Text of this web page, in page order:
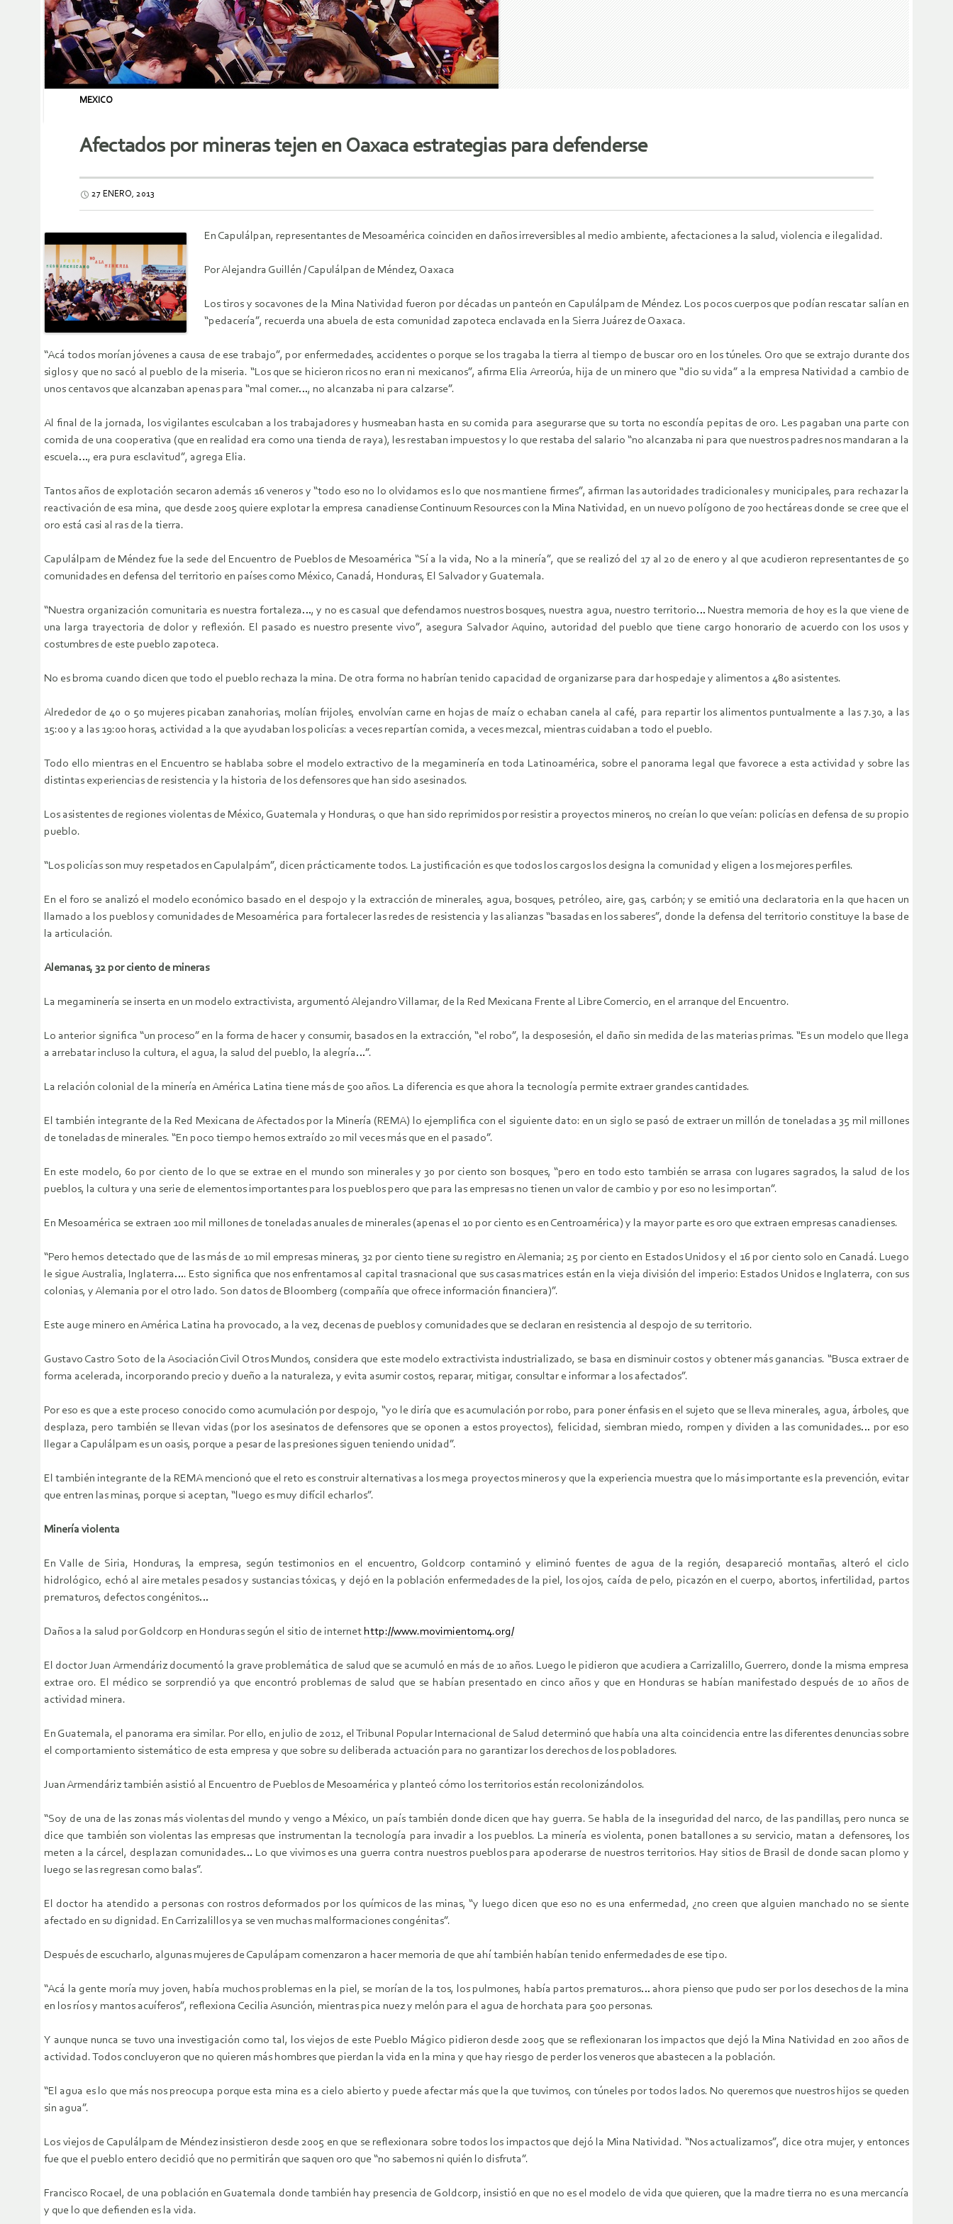
MEXICO
Afectados por mineras tejen en Oaxaca estrategias para defenderse
27 ENERO, 2013
En Capulálpan, representantes de Mesoamérica coinciden en daños irreversibles al medio ambiente, afectaciones a la salud, violencia e ilegalidad.
Por Alejandra Guillén / Capulálpan de Méndez, Oaxaca
Los tiros y socavones de la Mina Natividad fueron por décadas un panteón en Capulálpam de Méndez. Los pocos cuerpos que podían rescatar salían en
“pedacería”, recuerda una abuela de esta comunidad zapoteca enclavada en la Sierra Juárez de Oaxaca.
“Acá todos morían jóvenes a causa de ese trabajo”, por enfermedades, accidentes o porque se los tragaba la tierra al tiempo de buscar oro en los túneles. Oro que se extrajo durante dos
siglos y que no sacó al pueblo de la miseria. “Los que se hicieron ricos no eran ni mexicanos”, afirma Elia Arreorúa, hija de un minero que “dio su vida” a la empresa Natividad a cambio de
unos centavos que alcanzaban apenas para “mal comer…, no alcanzaba ni para calzarse”.
Al final de la jornada, los vigilantes esculcaban a los trabajadores y husmeaban hasta en su comida para asegurarse que su torta no escondía pepitas de oro. Les pagaban una parte con
comida de una cooperativa (que en realidad era como una tienda de raya), les restaban impuestos y lo que restaba del salario “no alcanzaba ni para que nuestros padres nos mandaran a la
escuela…, era pura esclavitud”, agrega Elia.
Tantos años de explotación secaron además 16 veneros y “todo eso no lo olvidamos es lo que nos mantiene firmes”, afirman las autoridades tradicionales y municipales, para rechazar la
reactivación de esa mina, que desde 2005 quiere explotar la empresa canadiense Continuum Resources con la Mina Natividad, en un nuevo polígono de 700 hectáreas donde se cree que el
oro está casi al ras de la tierra.
Capulálpam de Méndez fue la sede del Encuentro de Pueblos de Mesoamérica “Sí a la vida, No a la minería”, que se realizó del 17 al 20 de enero y al que acudieron representantes de 50
comunidades en defensa del territorio en países como México, Canadá, Honduras, El Salvador y Guatemala.
“Nuestra organización comunitaria es nuestra fortaleza…, y no es casual que defendamos nuestros bosques, nuestra agua, nuestro territorio… Nuestra memoria de hoy es la que viene de
una larga trayectoria de dolor y reflexión. El pasado es nuestro presente vivo”, asegura Salvador Aquino, autoridad del pueblo que tiene cargo honorario de acuerdo con los usos y
costumbres de este pueblo zapoteca.
No es broma cuando dicen que todo el pueblo rechaza la mina. De otra forma no habrían tenido capacidad de organizarse para dar hospedaje y alimentos a 480 asistentes.
Alrededor de 40 o 50 mujeres picaban zanahorias, molían frijoles, envolvían carne en hojas de maíz o echaban canela al café, para repartir los alimentos puntualmente a las 7.30, a las
15:00 y a las 19:00 horas, actividad a la que ayudaban los policías: a veces repartían comida, a veces mezcal, mientras cuidaban a todo el pueblo.
Todo ello mientras en el Encuentro se hablaba sobre el modelo extractivo de la megaminería en toda Latinoamérica, sobre el panorama legal que favorece a esta actividad y sobre las
distintas experiencias de resistencia y la historia de los defensores que han sido asesinados.
Los asistentes de regiones violentas de México, Guatemala y Honduras, o que han sido reprimidos por resistir a proyectos mineros, no creían lo que veían: policías en defensa de su propio
pueblo.
“Los policías son muy respetados en Capulalpám”, dicen prácticamente todos. La justificación es que todos los cargos los designa la comunidad y eligen a los mejores perfiles.
En el foro se analizó el modelo económico basado en el despojo y la extracción de minerales, agua, bosques, petróleo, aire, gas, carbón; y se emitió una declaratoria en la que hacen un
llamado a los pueblos y comunidades de Mesoamérica para fortalecer las redes de resistencia y las alianzas “basadas en los saberes”, donde la defensa del territorio constituye la base de
la articulación.
Alemanas, 32 por ciento de mineras
La megaminería se inserta en un modelo extractivista, argumentó Alejandro Villamar, de la Red Mexicana Frente al Libre Comercio, en el arranque del Encuentro.
Lo anterior significa “un proceso” en la forma de hacer y consumir, basados en la extracción, “el robo”, la desposesión, el daño sin medida de las materias primas. “Es un modelo que llega
a arrebatar incluso la cultura, el agua, la salud del pueblo, la alegría…”.
La relación colonial de la minería en América Latina tiene más de 500 años. La diferencia es que ahora la tecnología permite extraer grandes cantidades.
El también integrante de la Red Mexicana de Afectados por la Minería (REMA) lo ejemplifica con el siguiente dato: en un siglo se pasó de extraer un millón de toneladas a 35 mil millones
de toneladas de minerales. “En poco tiempo hemos extraído 20 mil veces más que en el pasado”.
En este modelo, 60 por ciento de lo que se extrae en el mundo son minerales y 30 por ciento son bosques, “pero en todo esto también se arrasa con lugares sagrados, la salud de los
pueblos, la cultura y una serie de elementos importantes para los pueblos pero que para las empresas no tienen un valor de cambio y por eso no les importan”.
En Mesoamérica se extraen 100 mil millones de toneladas anuales de minerales (apenas el 10 por ciento es en Centroamérica) y la mayor parte es oro que extraen empresas canadienses.
“Pero hemos detectado que de las más de 10 mil empresas mineras, 32 por ciento tiene su registro en Alemania; 25 por ciento en Estados Unidos y el 16 por ciento solo en Canadá. Luego
le sigue Australia, Inglaterra…. Esto significa que nos enfrentamos al capital trasnacional que sus casas matrices están en la vieja división del imperio: Estados Unidos e Inglaterra, con sus
colonias, y Alemania por el otro lado. Son datos de Bloomberg (compañía que ofrece información financiera)”.
Este auge minero en América Latina ha provocado, a la vez, decenas de pueblos y comunidades que se declaran en resistencia al despojo de su territorio.
Gustavo Castro Soto de la Asociación Civil Otros Mundos, considera que este modelo extractivista industrializado, se basa en disminuir costos y obtener más ganancias. “Busca extraer de
forma acelerada, incorporando precio y dueño a la naturaleza, y evita asumir costos, reparar, mitigar, consultar e informar a los afectados”.
Por eso es que a este proceso conocido como acumulación por despojo, “yo le diría que es acumulación por robo, para poner énfasis en el sujeto que se lleva minerales, agua, árboles, que
desplaza, pero también se llevan vidas (por los asesinatos de defensores que se oponen a estos proyectos), felicidad, siembran miedo, rompen y dividen a las comunidades… por eso
llegar a Capulálpam es un oasis, porque a pesar de las presiones siguen teniendo unidad”.
El también integrante de la REMA mencionó que el reto es construir alternativas a los mega proyectos mineros y que la experiencia muestra que lo más importante es la prevención, evitar
que entren las minas, porque si aceptan, “luego es muy difícil echarlos”.
Minería violenta
En Valle de Siria, Honduras, la empresa, según testimonios en el encuentro, Goldcorp contaminó y eliminó fuentes de agua de la región, desapareció montañas, alteró el ciclo
hidrológico, echó al aire metales pesados y sustancias tóxicas, y dejó en la población enfermedades de la piel, los ojos, caída de pelo, picazón en el cuerpo, abortos, infertilidad, partos
prematuros, defectos congénitos…
Daños a la salud por Goldcorp en Honduras según el sitio de internet http://www.movimientom4.org/
El doctor Juan Armendáriz documentó la grave problemática de salud que se acumuló en más de 10 años. Luego le pidieron que acudiera a Carrizalillo, Guerrero, donde la misma empresa
extrae oro. El médico se sorprendió ya que encontró problemas de salud que se habían presentado en cinco años y que en Honduras se habían manifestado después de 10 años de
actividad minera.
En Guatemala, el panorama era similar. Por ello, en julio de 2012, el Tribunal Popular Internacional de Salud determinó que había una alta coincidencia entre las diferentes denuncias sobre
el comportamiento sistemático de esta empresa y que sobre su deliberada actuación para no garantizar los derechos de los pobladores.
Juan Armendáriz también asistió al Encuentro de Pueblos de Mesoamérica y planteó cómo los territorios están recolonizándolos.
“Soy de una de las zonas más violentas del mundo y vengo a México, un país también donde dicen que hay guerra. Se habla de la inseguridad del narco, de las pandillas, pero nunca se
dice que también son violentas las empresas que instrumentan la tecnología para invadir a los pueblos. La minería es violenta, ponen batallones a su servicio, matan a defensores, los
meten a la cárcel, desplazan comunidades… Lo que vivimos es una guerra contra nuestros pueblos para apoderarse de nuestros territorios. Hay sitios de Brasil de donde sacan plomo y
luego se las regresan como balas”.
El doctor ha atendido a personas con rostros deformados por los químicos de las minas, “y luego dicen que eso no es una enfermedad, ¿no creen que alguien manchado no se siente
afectado en su dignidad. En Carrizalillos ya se ven muchas malformaciones congénitas”.
Después de escucharlo, algunas mujeres de Capulápam comenzaron a hacer memoria de que ahí también habían tenido enfermedades de ese tipo.
“Acá la gente moría muy joven, había muchos problemas en la piel, se morían de la tos, los pulmones, había partos prematuros… ahora pienso que pudo ser por los desechos de la mina
en los ríos y mantos acuíferos”, reflexiona Cecilia Asunción, mientras pica nuez y melón para el agua de horchata para 500 personas.
Y aunque nunca se tuvo una investigación como tal, los viejos de este Pueblo Mágico pidieron desde 2005 que se reflexionaran los impactos que dejó la Mina Natividad en 200 años de
actividad. Todos concluyeron que no quieren más hombres que pierdan la vida en la mina y que hay riesgo de perder los veneros que abastecen a la población.
“El agua es lo que más nos preocupa porque esta mina es a cielo abierto y puede afectar más que la que tuvimos, con túneles por todos lados. No queremos que nuestros hijos se queden
sin agua”.
Los viejos de Capulálpam de Méndez insistieron desde 2005 en que se reflexionara sobre todos los impactos que dejó la Mina Natividad. “Nos actualizamos”, dice otra mujer, y entonces
fue que el pueblo entero decidió que no permitirán que saquen oro que “no sabemos ni quién lo disfruta”.
Francisco Rocael, de una población en Guatemala donde también hay presencia de Goldcorp, insistió en que no es el modelo de vida que quieren, que la madre tierra no es una mercancía
y que lo que defienden es la vida.